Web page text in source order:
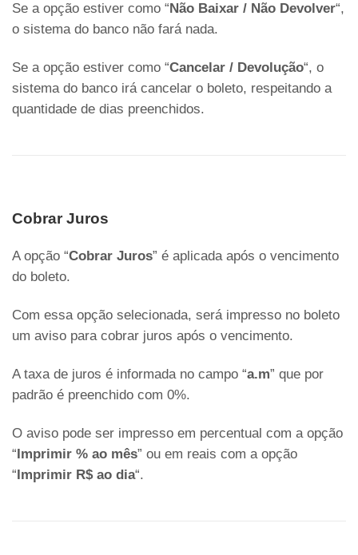
Se a opção estiver como “ Não Baixar / Não Devolver“,
o sistema do banco não fará nada.
Se a opção estiver como “Cancelar / Devolução“, o
sistema do banco irá cancelar o boleto, respeitando a
quantidade de dias preenchidos.
Cobrar Juros
A opção “Cobrar Juros” é aplicada após o vencimento
do boleto.
Com essa opção selecionada, será impresso no boleto
um aviso para cobrar juros após o vencimento.
A taxa de juros é informada no campo “a.m” que por
padrão é preenchido com 0%.
O aviso pode ser impresso em percentual com a opção
“ Imprimir % ao mês” ou em reais com a opção
“ Imprimir R$ ao dia“.